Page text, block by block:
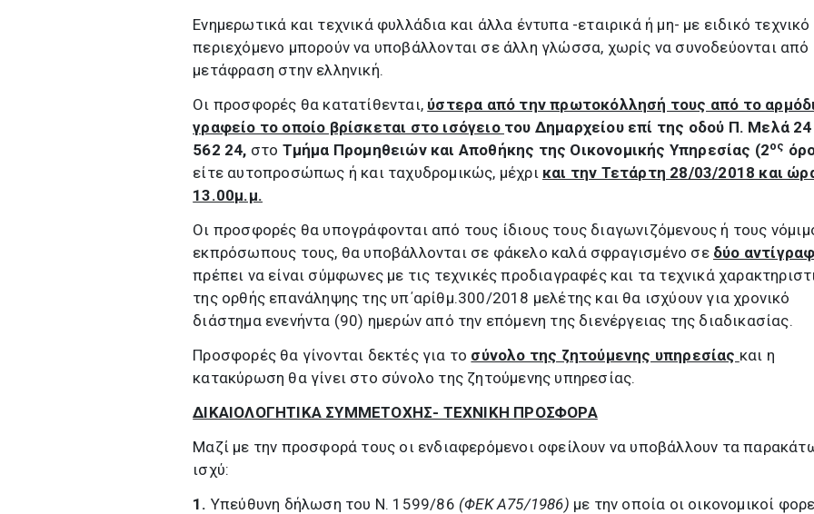
Ενημερωτικά και τεχνικά φυλλάδια και άλλα έντυπα -εταιρικά ή μη- με ειδικό τεχνικό
περιεχό­μενο μπορούν να υποβάλλονται σε άλλη γλώσσα, χωρίς να συνοδεύονται από
μετάφραση στην ελληνική.
Οι προσφορές θα κατατίθενται, ύστερα από την πρωτοκόλλησή τους από το
γραφείο το οποίο βρίσκεται στο ισόγειο του Δημαρχείου επί της οδού Π. Μελά
562 24, στο Τμήμα Προμηθειών και Αποθήκης της Οικονομικής Υπηρεσίας (2ος
είτε αυτοπροσώπως ή και ταχυδρομικώς, μέχρι και την Τετάρτη 28/03/2018 και
13.00μ.μ.
Οι προσφορές θα υπογράφονται από τους ίδιους τους διαγωνιζόμενους ή τους
εκπρόσωπους τους, θα υποβάλλονται σε φάκελο καλά σφραγισμένο σε δύο
πρέπει να είναι σύμφωνες με τις τεχνικές προδιαγραφές και τα τεχνικά
της ορθής επανάληψης της υπ΄αρίθμ.300/2018 μελέτης και θα ισχύουν για χρονικό
διάστημα ενενήντα (90) ημερών από την επόμενη της διενέργειας της διαδικασίας.
Προσφορές θα γίνονται δεκτές για το σύνολο της ζητούμενης υπηρεσίας και η
κατακύρωση θα γίνει στο σύνολο της ζητούμενης υπηρεσίας.
ΔΙΚΑΙΟΛΟΓΗΤΙΚΑ ΣΥΜΜΕΤΟΧΗΣ- ΤΕΧΝΙΚΗ ΠΡΟΣΦΟΡΑ
Μαζί με την προσφορά τους οι ενδιαφερόμενοι οφείλουν να υποβάλλουν τα
ισχύ:
1. Υπεύθυνη δήλωση του Ν. 1599/86 (ΦΕΚ Α75/1986) με την οποία οι οικονομικοί